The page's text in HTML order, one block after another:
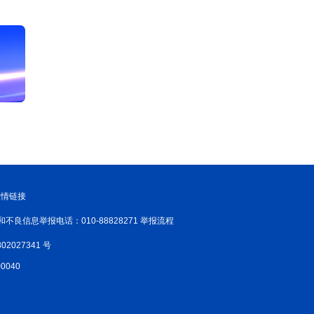
链接
不良信息举报电话：010-88828271 举报流程
号